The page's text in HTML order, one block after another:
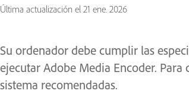
Última actualización el 21 ene. 2026
Su ordenador debe cumplir las
ejecutar Adobe Media Encoder.
sistema recomendadas.